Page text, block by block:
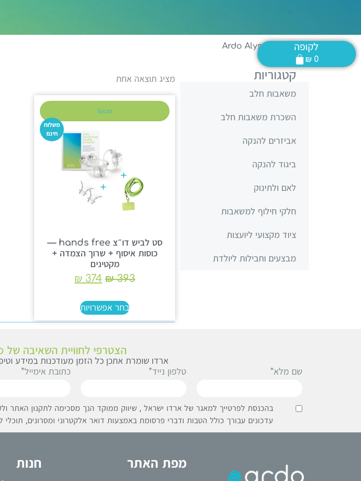
דף הבית Ardo Alyssa לקופה
₪ 0
קטגוריות
משאבות חלב
השכרת משאבות חלב
אביזרים להנקה
ביגוד להנקה
לאם ולתינוק
חלקי חילוף למשאבות
ציוד מקצועי ליועצות
מבצעים וחבילות ליולדת
מציג תוצאה אחת
מבצע!
משלוח
חינם
סט לביש דו״צ hands free —
כוסות איסוף + שרוך הצמדה +
מקטינים
₪393
₪ 374
בחר אפשרויות
הצטרפי לחוויית השאיבה של ardo כבר בשלב ההריון
ארדו שומרת אתכן כל הזמן מעודכנות במידע
בהכנסת לפרטייך למאגר של ארדו ישראל , שיווק ממוקד הנך מסכימה לתקנון האתר
עדכונים עבורך כולל הטבות ודברי פרסומת באמצעות דואר אלקטרוני ומסרונים,
שם מלא* טלפון נייד* כתובת אימייל*
מפת האתר חנות